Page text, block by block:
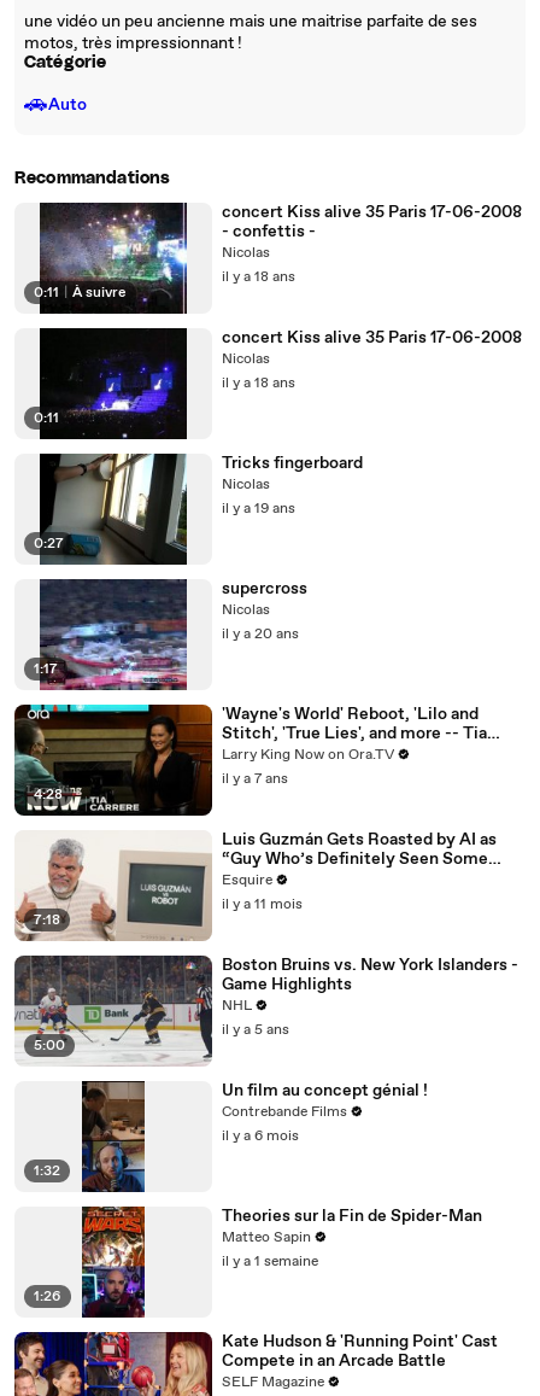
une vidéo un peu ancienne mais une maitrise parfaite de ses
motos, très impressionnant !
Catégorie
🚗Auto
Recommandations
0:11 À suivre
concert Kiss alive 35 Paris 17-06-2008
- confettis -
Nicolas
il y a 18 ans
0:11
concert Kiss alive 35 Paris 17-06-2008
Nicolas
il y a 18 ans
0:27
Tricks fingerboard
Nicolas
il y a 19 ans
1:17
supercross
Nicolas
il y a 20 ans
4:28
'Wayne's World' Reboot, 'Lilo and
Stitch', 'True Lies', and more -- Tia
Carrere answers your social media
questions
Larry King Now on Ora.TV
il y a 7 ans
7:18
Luis Guzmán Gets Roasted by AI as
“Guy Who’s Definitely Seen Some
Things” | Esquire
Esquire
il y a 11 mois
5:00
Boston Bruins vs. New York Islanders -
Game Highlights
NHL
il y a 5 ans
1:32
Un film au concept génial !
Contrebande Films
il y a 6 mois
1:26
Theories sur la Fin de Spider-Man
Matteo Sapin
il y a 1 semaine
Kate Hudson & 'Running Point' Cast
Compete in an Arcade Battle
SELF Magazine